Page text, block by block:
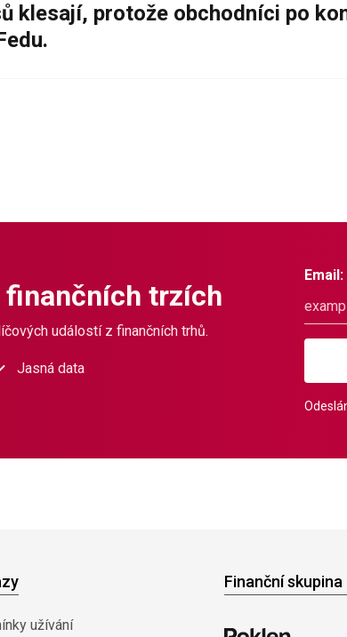
klesají, protože obchodníci po
finančních trzích
událostí z finančních trhů.
Jasná data
Email:
užívání
Finanční skupina